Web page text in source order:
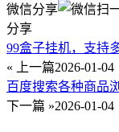
微信分享
分享
99盒子挂机，支持
« 上一篇2026-01-04
百度搜索各种商品
下一篇 »2026-01-04